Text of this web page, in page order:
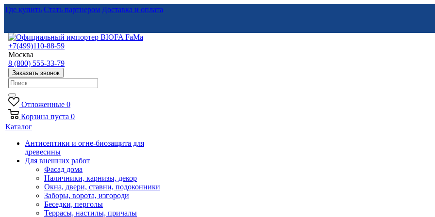
Где купить Стать партнером Доставка и оплата
+7(499)110-88-59
Москва
8 (800) 555-33-79
Заказать звонок
Отложенные 0
Корзина пуста 0
Каталог
Антисептики и огне-биозащита для
древесины
Для внешних работ
Фасад дома
Наличники, карнизы, декор
Окна, двери, ставни, подоконники
Заборы, ворота, изгороди
Беседки, перголы
Террасы, настилы, причалы